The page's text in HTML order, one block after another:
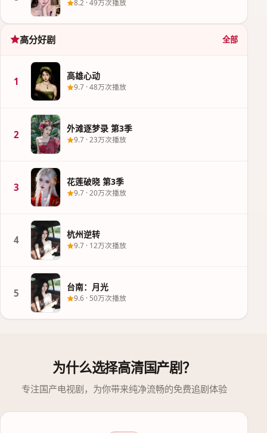
8.2 ·49万次播放
高分好剧 全部
1 高雄心动
9.7 ·48万次播放
2 外滩逐梦录 第3季
9.7 ·23万次播放
3 花莲破晓 第3季
9.7 · 20万次播放
4 杭州逆转
9.7 · 12万次播放
5 台南：月光
9.6 · 50万次播放
为什么选择高清国产剧？
专注国产电视剧，为你带来纯净流畅的免费追剧体验